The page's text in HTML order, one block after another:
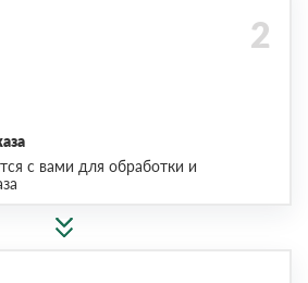
с вами для обработки и